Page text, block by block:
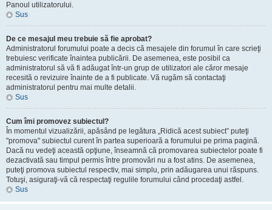
Panoul utilizatorului.
Sus
De ce mesajul meu trebuie să fie aprobat?
Administratorul forumului poate a decis că mesajele din forumul în care scrieţi
trebuiesc verificate înaintea publicării. De asemenea, este posibil ca
administratorul să vă fi adăugat într-un grup de utilizatori ale căror mesaje
recesită o revizuire înainte de a fi publicate. Vă rugăm să contactaţi
administratorul pentru mai multe detalii.
Sus
Cum îmi promovez subiectul?
În momentul vizualizării, apăsând pe legătura „Ridică acest subiect” puteţi
"promova" subiectul curent în partea superioară a forumului pe prima pagină.
Dacă nu vedeţi această opţiune, înseamnă că promovarea subiectelor poate fi
dezactivată sau timpul permis între promovări nu a fost atins. De asemenea,
puteţi promova subiectul respectiv, mai simplu, prin adăugarea unui răspuns.
Totuşi, asiguraţi-vă că respectaţi regulile forumului când procedaţi astfel.
Sus